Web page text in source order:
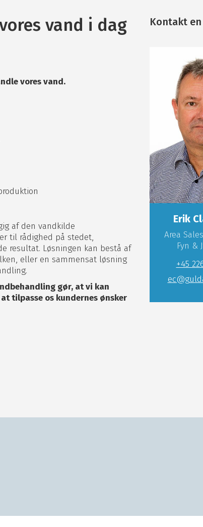
vand i dag
vores vand.
af den vandkilde
til rådighed på stedet,
resultat. Løsningen kan bestå af
eller en sammensat løsning
gør, at vi kan
tilpasse os kundernes ønsker
Kontakt
Erik
Area
Fyn &
+45